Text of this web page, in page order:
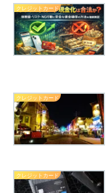
クレジットカード
クレジットカード
クレジットカード